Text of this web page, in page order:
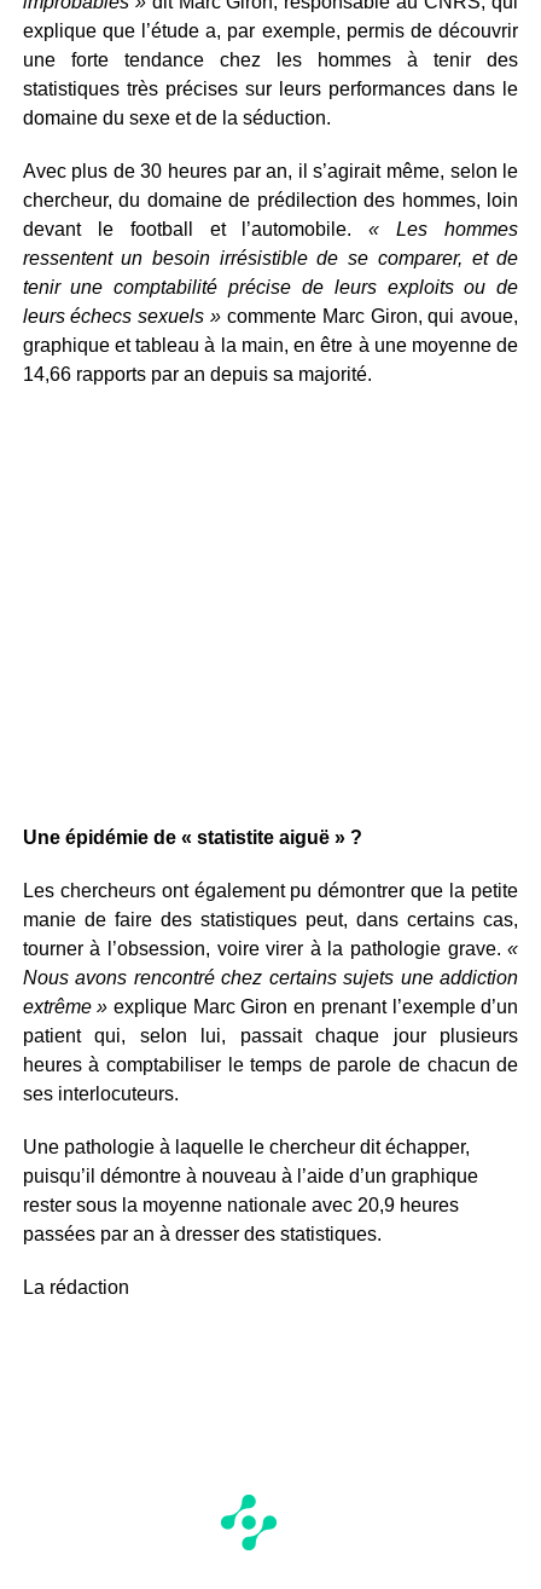
explique que l’étude a, par exemple, permis de découvrir
une forte tendance chez les hommes à tenir des
statistiques très précises sur leurs performances dans le
domaine du sexe et de la séduction.
Avec plus de 30 heures par an, il s’agirait même, selon le
chercheur, du domaine de prédilection des hommes, loin
devant le football et l’automobile.« Les hommes
ressentent un besoin irrésistible de se comparer, et de
tenir une comptabilité précise de leurs exploits ou de
leurs échecs sexuels » commente Marc Giron, qui avoue,
graphique et tableau à la main, en être à une moyenne de
14,66 rapports par an depuis sa majorité.
Une épidémie de « statistite aiguë » ?
Les chercheurs ont également pu démontrer que la petite
manie de faire des statistiques peut, dans certains cas,
tourner à l’obsession, voire virer à la pathologie grave. «
Nous avons rencontré chez certains sujets une addiction
extrême » explique Marc Giron en prenant l’exemple d’un
patient qui, selon lui, passait chaque jour plusieurs
heures à comptabiliser le temps de parole de chacun de
ses interlocuteurs.
Une pathologie à laquelle le chercheur dit échapper,
puisqu’il démontre à nouveau à l’aide d’un graphique
rester sous la moyenne nationale avec 20,9 heures
passées par an à dresser des statistiques.
La rédaction